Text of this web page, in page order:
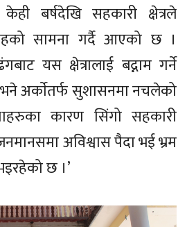
बर्षदेखि सहकारी क्षेत्रले
सामना गर्दै आएको छ ।
यस क्षेत्रालाई बद्नाम गर्ने
अर्काेतर्फ सुशासनमा नचलेको
कारण सिंगो सहकारी
अविश्वास पैदा भई भ्रम
छ ।’